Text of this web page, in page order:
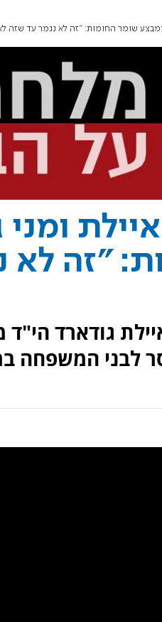
שומר החומות: "זה לא נגמר עד שזה
"זה לא
גודארד הי"ד
לבני המשפחה